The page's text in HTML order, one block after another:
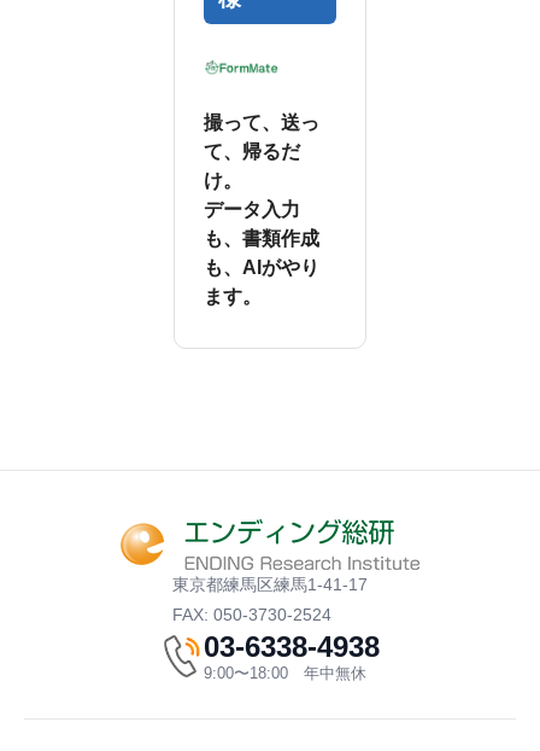
撮って、送っ
て、帰るだ
け。
データ入力
も、書類作成
も、AIがやり
ます。
東京都練馬区練馬1-41-17
FAX: 050-3730-2524
03-6338-4938
9:00〜18:00 年中無休